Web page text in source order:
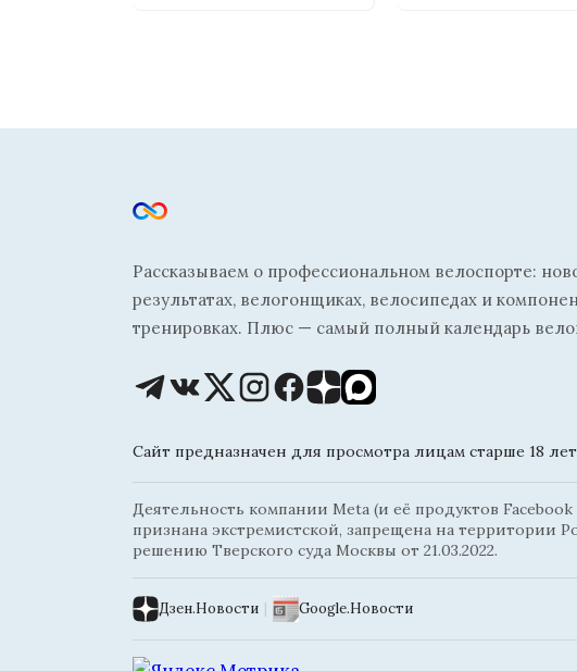
Рассказываем о профессиональном велоспорте:
результатах, велогонщиках, велосипедах и
тренировках. Плюс — самый полный календарь
Сайт предназначен для просмотра лицам старше 18
Деятельность компании Meta (и её продуктов
признана экстремистской, запрещена на территории
решению Тверского суда Москвы от 21.03.2022.
Дзен.Новости | Google.Новости